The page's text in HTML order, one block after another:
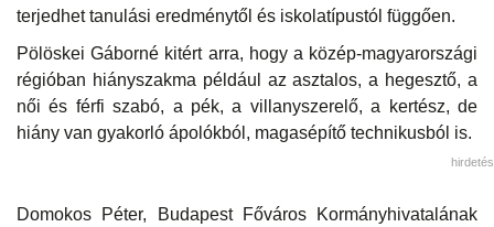
terjedhet tanulási eredménytől és iskolatípustól függően.
Pölöskei Gáborné kitért arra, hogy a közép-magyarországi
régióban hiányszakma például az asztalos, a hegesztő, a
női és férfi szabó, a pék, a villanyszerelő, a kertész, de
hiány van gyakorló ápolókból, magasépítő technikusból is.
hirdetés
Domokos Péter, Budapest Főváros Kormányhivatalának